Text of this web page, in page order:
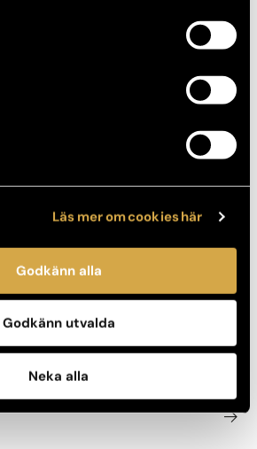
Läs mer om cookies här
Godkänn alla
Godkänn utvalda
Neka alla